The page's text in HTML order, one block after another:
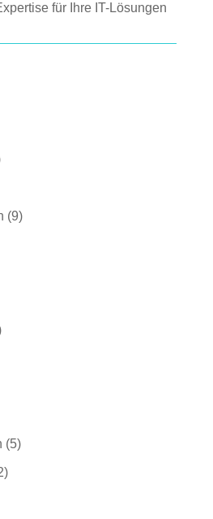
für Ihre IT-Lösungen
(9)
(5)